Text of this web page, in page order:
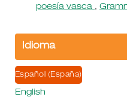
poesía vasca ,
Idioma
Español (España)
English